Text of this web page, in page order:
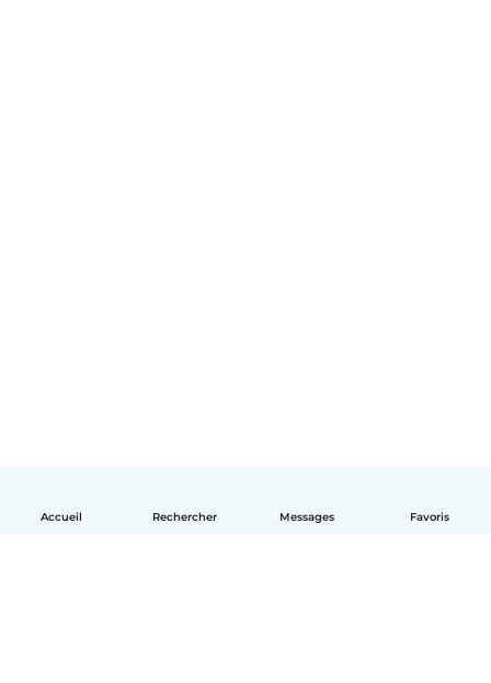
Accueil Rechercher Messages Favoris